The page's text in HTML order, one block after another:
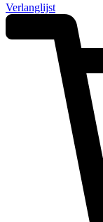
Verlanglijst